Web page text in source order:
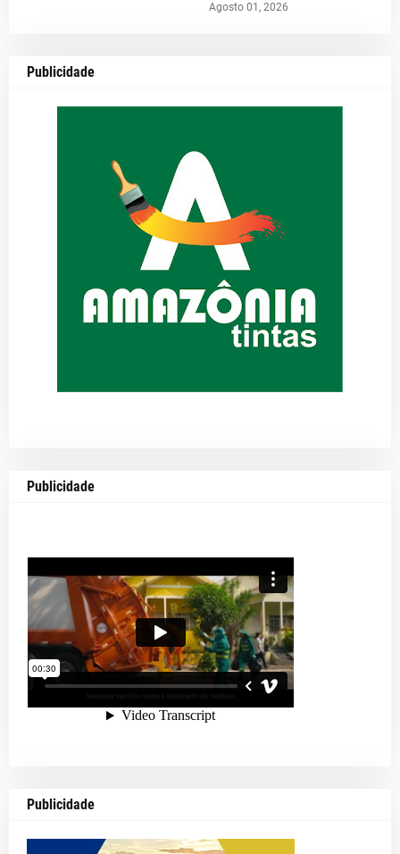
Agosto 01, 2026
Publicidade
Publicidade
Publicidade